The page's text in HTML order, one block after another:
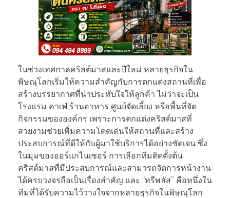
ในช่วงเทศกาลคริสต์มาสและปีใหม่ หลายธุรกิจใน
พิษณุโลกเริ่มให้ความสำคัญกับการตกแต่งสถานที่เพื่อ
สร้างบรรยากาศที่น่าประทับใจให้ลูกค้า ไม่ว่าจะเป็น
โรงแรม คาเฟ่ ร้านอาหาร ศูนย์จัดเลี้ยง หรือพื้นที่จัด
กิจกรรมขององค์กร เพราะการตกแต่งคริสต์มาสที่
สวยงามช่วยเพิ่มความโดดเด่นให้สถานที่และสร้าง
ประสบการณ์ที่ดีให้กับผู้มาใช้บริการได้อย่างชัดเจน ซึ่ง
ในมุมของออร์แกไนเซอร์ การเลือกทีมติดตั้งต้น
คริสต์มาสที่มีประสบการณ์และสามารถจัดการหน้างาน
ได้ครบวงจรถือเป็นเรื่องสำคัญ และ “ทรีพลัส” คือหนึ่งใน
ทีมที่ได้รับความไว้วางใจจากหลายธุรกิจในพิษณุโลก